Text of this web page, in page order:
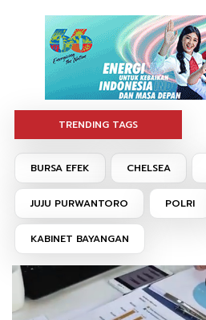
TRENDING TAGS
BURSA EFEK CHELSEA
JUJU PURWANTORO POLRI
KABINET BAYANGAN